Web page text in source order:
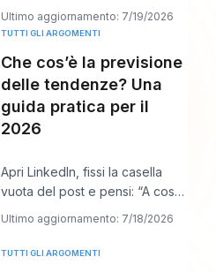
risponde in modo pulito e forse
suona pe
Ultimo aggiornamento: 7/19/2026
TUTTI GLI ARGOMENTI
Che cos’è la previsione
delle tendenze? Una
guida pratica per il
2026
Apri LinkedIn, fissi la casella
vuota del post e pensi: “A cosa
tiene davvero il mio pubblico in
Ultimo aggiornamento: 7/18/2026
TUTTI GLI ARGOMENTI